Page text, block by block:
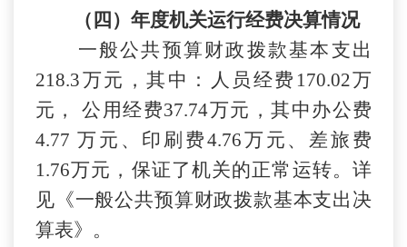
（四）年度机关运行经费决算情况
一般公共预算财政拨款基本支出
218.3万元，其中：人员经费 170.02万
元，
公用经费37.74万元，其中办公费
4.77 万元、印刷费4.76万元、差旅费
1.76万元，保证了机关的正常运转。详
见《一般公共预算财政拨款基本支出决
算表》。